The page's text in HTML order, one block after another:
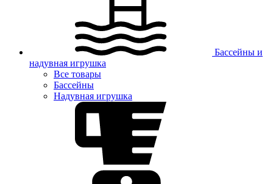
Бассейны и
надувная игрушка
Все товары
Бассейны
Надувная игрушка